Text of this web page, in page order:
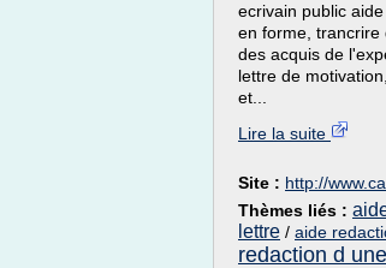
ecrivain public
en forme, trancrire
des acquis de
lettre de
et...
Lire la suite
Site : http://
Thèmes liés :
lettre / aide
redaction d